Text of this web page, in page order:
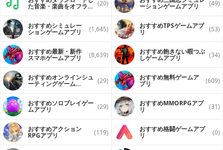
た音楽・楽曲をオフライ (20) ーションゲームアプリ (49)
おすすめシミュレー
ションゲームアプリ (1,645) おすすめTPSゲームアプ
リ (53)
おすすめ最新・新作
スマホゲームアプリ (8,639) おすすめ飽きない暇つぶ
しゲームアプリ (34)
おすすめオンラインシュ
ーティングゲーム (29) おすすめ無料ゲームア
プリ (609)
おすすめソロプレイゲー
ムアプリ (29) おすすめ MMORPGアプ
リ (31)
おすすめアクション
RPGアプリ (119) おすすめ格闘ゲームアプ
リ (0)